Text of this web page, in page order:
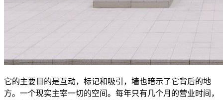
它的主要目的是互动，标记和吸引，墙也暗示了它背后的地
方。一个现实主宰一切的空间。每年只有几个月的营业时间，